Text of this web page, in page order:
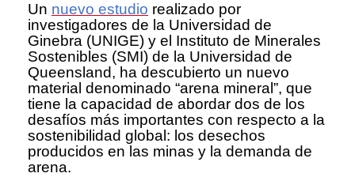
Un nuevo estudio realizado por
investigadores de la Universidad de
Ginebra (UNIGE) y el Instituto de Minerales
Sostenibles (SMI) de la Universidad de
Queensland, ha descubierto un nuevo
material denominado “arena mineral”, que
tiene la capacidad de abordar dos de los
desafíos más importantes con respecto a la
sostenibilidad global: los desechos
producidos en las minas y la demanda de
arena.